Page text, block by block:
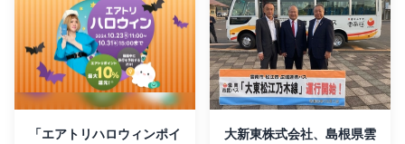
「エアトリハロウィンポイ
大新東株式会社、島根県雲